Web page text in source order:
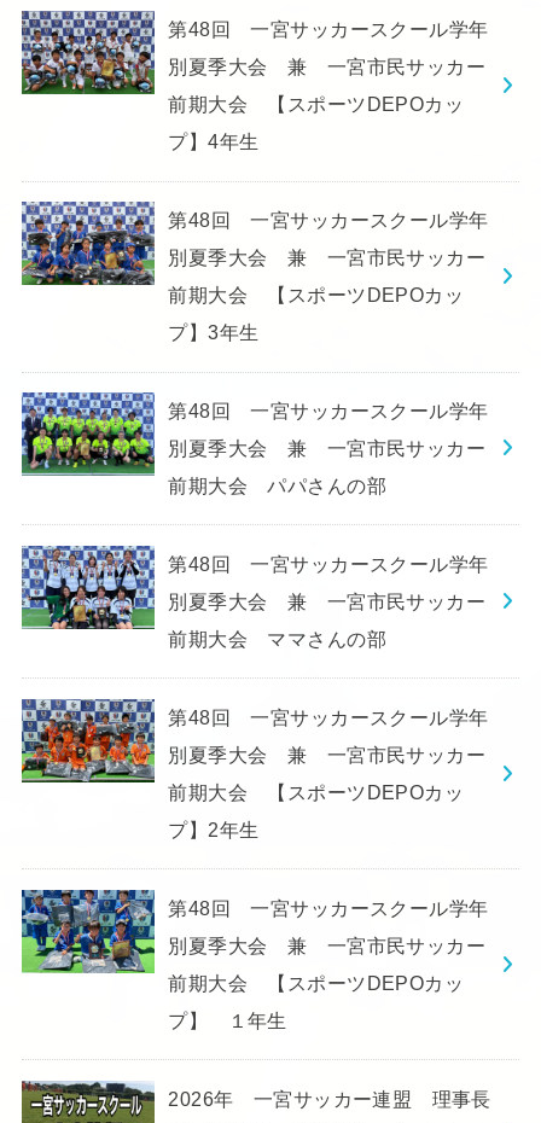
第48回 一宮サッカースクール学年
別夏季大会 兼 一宮市民サッカー
前期大会 【スポーツDEPOカッ
プ】4年生
第48回 一宮サッカースクール学年
別夏季大会 兼 一宮市民サッカー
前期大会 【スポーツDEPOカッ
プ】3年生
第48回 一宮サッカースクール学年
別夏季大会 兼 一宮市民サッカー
前期大会 パパさんの部
第48回 一宮サッカースクール学年
別夏季大会 兼 一宮市民サッカー
前期大会 ママさんの部
第48回 一宮サッカースクール学年
別夏季大会 兼 一宮市民サッカー
前期大会 【スポーツDEPOカッ
プ】2年生
第48回 一宮サッカースクール学年
別夏季大会 兼 一宮市民サッカー
前期大会 【スポーツDEPOカッ
プ】 １年生
2026年 一宮サッカー連盟 理事長